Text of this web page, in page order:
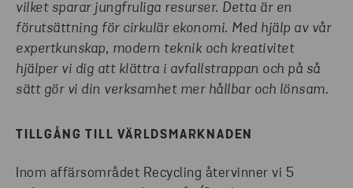
vilket sparar jungfruliga resurser. Detta är en
förutsättning för cirkulär ekonomi. Med hjälp av vår
expertkunskap, modern teknik och kreativitet
hjälper vi dig att klättra i avfallstrappan och på så
sätt gör vi din verksamhet mer hållbar och lönsam.
TILLGÅNG TILL VÄRLDSMARKNADEN
Inom affärsområdet Recycling återvinner vi 5